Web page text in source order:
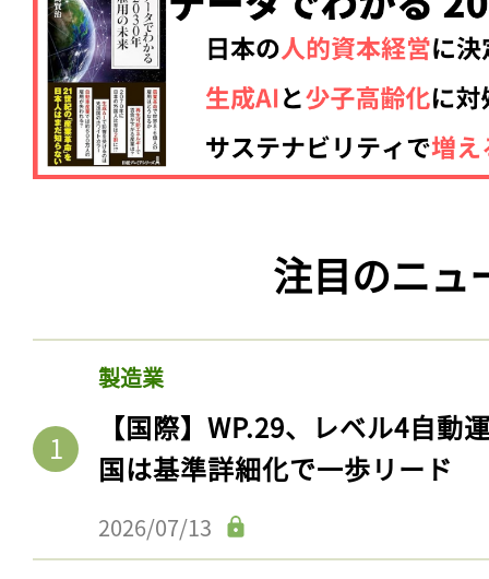
注目のニュ
製造業
【国際】WP.29、レベル4自動
国は基準詳細化で一歩リード
2026/07/13